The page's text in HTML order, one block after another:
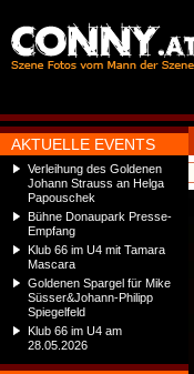
AKTUELLE EVENTS
Verleihung des Goldenen
Johann Strauss an Helga
Papouschek
Bühne Donaupark Presse-
Empfang
Klub 66 im U4 mit Tamara
Mascara
Goldenen Spargel für Mike
Süsser&Johann-Philipp
Spiegelfeld
Klub 66 im U4 am
28.05.2026